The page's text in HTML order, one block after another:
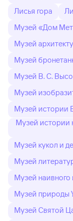
Лисья гора
Музей «Дом
Музей
Музей
Музей В. С.
Музей
Музей истории
Музей истории
Музей кукол и
Музей
Музей наивного
Музей природы
Музей Святой